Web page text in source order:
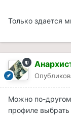
Только здается
Можно по-
профиле выбрать